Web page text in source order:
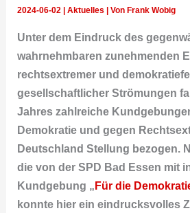
2024-06-02 |Aktuelles | Von Frank Wobig
Unter dem Eindruck des
wahrnehmbaren zunehmenden
rechtsextremer und
gesellschaftlicher Strömungen
Jahres zahlreiche
Demokratie und gegen
Deutschland Stellung bezogen.
die von der SPD Bad Essen mit
Kundgebung „ Für die
konnte hier ein eindrucksvolles